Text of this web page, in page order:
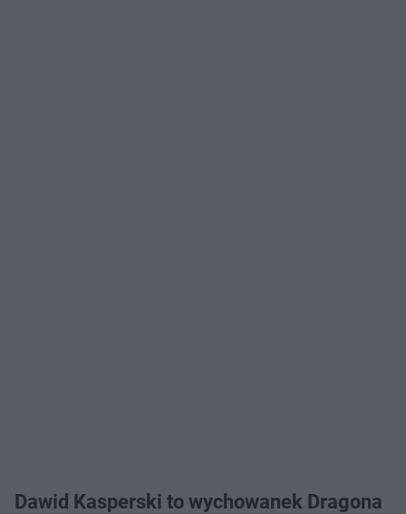
Dawid Kasperski to wychowanek Dragona